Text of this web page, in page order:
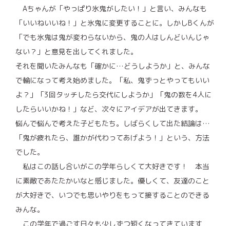
Aちゃんが「やっぱり氷鬼がしたい！」と言い、みんなも
「いいねいいね！」と氷鬼に変更することに。しかしBくんが
「でも氷鬼は鬼が変わらないから、鬼の人はしんどいんじゃ
ない？」と意見を出してくれました。
それを聞いたみんなも「確かに…どうしようか」と、みんな
で輪になって考え始めました。「私、鬼ずっとやってもいい
よ？」「3回タッチしたら交代にしようか」「鬼の数を4人に
したらいいかね！」など、次々にアイデアが出てきます。
悩んで悩んで考えた子どもたち。しばらくして出た結論は…
「鬼が疲れたら、誰かが代わってあげよう！」という、方法
でした。
私はこの話し合いがこの学年らしくて大好きです！ 本当
に素敵であたたかいなと感じました。優しくて、友達のこと
が大好きで、いつでも思いやりをもって接することのできる
みんな。
この学年で過ごす日々も少しずつ短くなってきています